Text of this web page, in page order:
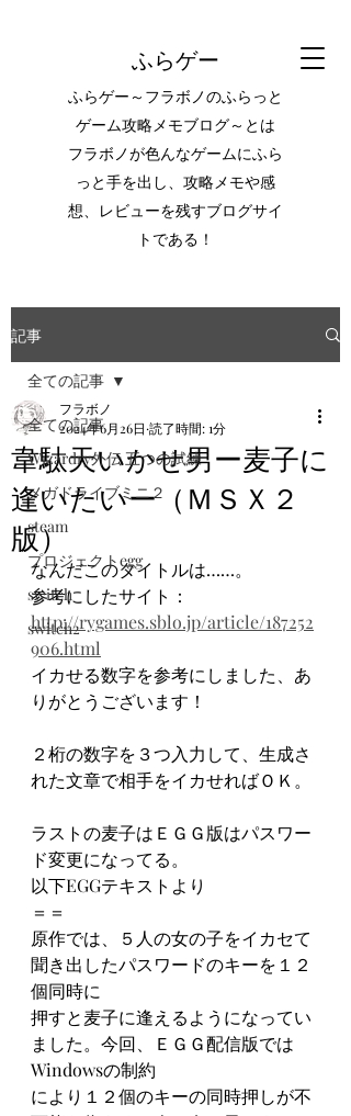
ふらゲー
ふらゲー～フラボノのふらっと
ゲーム攻略メモブログ～とは
フラボノが色んなゲームにふら
っと手を出し、攻略メモや感
想、レビューを残すブログサイ
トである！
記事
全ての記事
Wizardry外伝 五つの試練
メガドライブミニ２
steam
プロジェクトegg
switch
switch2
全ての記事
韋駄天いかせ男ー麦子に
逢いたいー（ＭＳＸ２
版）
フラボノ
2024年6月26日 読了時間: 1分
なんだこのタイトルは……。
参考にしたサイト：
http://rygames.sblo.jp/article/187252
906.html
イカせる数字を参考にしました、あ
りがとうございます！
２桁の数字を３つ入力して、生成さ
れた文章で相手をイカせればＯＫ。
ラストの麦子はＥＧＧ版はパスワー
ド変更になってる。
以下EGGテキストより
＝＝
原作では、５人の女の子をイカセて
聞き出したパスワードのキーを１２
個同時に
押すと麦子に逢えるようになってい
ました。今回、ＥＧＧ配信版では
Windowsの制約
により１２個のキーの同時押しが不